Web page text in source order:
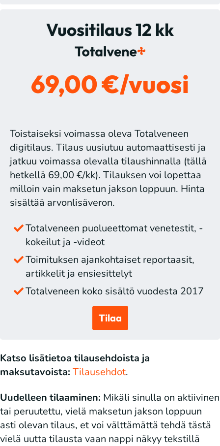
Vuositilaus 12 kk
69,00 €/vuosi
Toistaiseksi voimassa oleva Totalveneen
digitilaus. Tilaus uusiutuu automaattisesti ja
jatkuu voimassa olevalla tilaushinnalla (tällä
hetkellä 69,00 €/kk). Tilauksen voi lopettaa
milloin vain maksetun jakson loppuun. Hinta
sisältää arvonlisäveron.
Totalveneen puolueettomat venetestit, -
kokeilut ja -videot
Toimituksen ajankohtaiset reportaasit,
artikkelit ja ensiesittelyt
Totalveneen koko sisältö vuodesta 2017
Tilaa
Katso lisätietoa tilausehdoista ja
maksutavoista: Tilausehdot.
Uudelleen tilaaminen: Mikäli sinulla on aktiivinen
tai peruutettu, vielä maksetun jakson loppuun
asti olevan tilaus, et voi välttämättä tehdä tästä
vielä uutta tilausta vaan nappi näkyy tekstillä